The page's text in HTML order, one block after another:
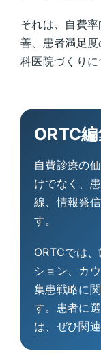
それは、自費
善、患者満足
科医院づくりに
ORTC
自費診療の
けでなく、
線、情報発
す。
ORTCでは
ション、カ
集患戦略に
す。患者に
は、ぜひ関